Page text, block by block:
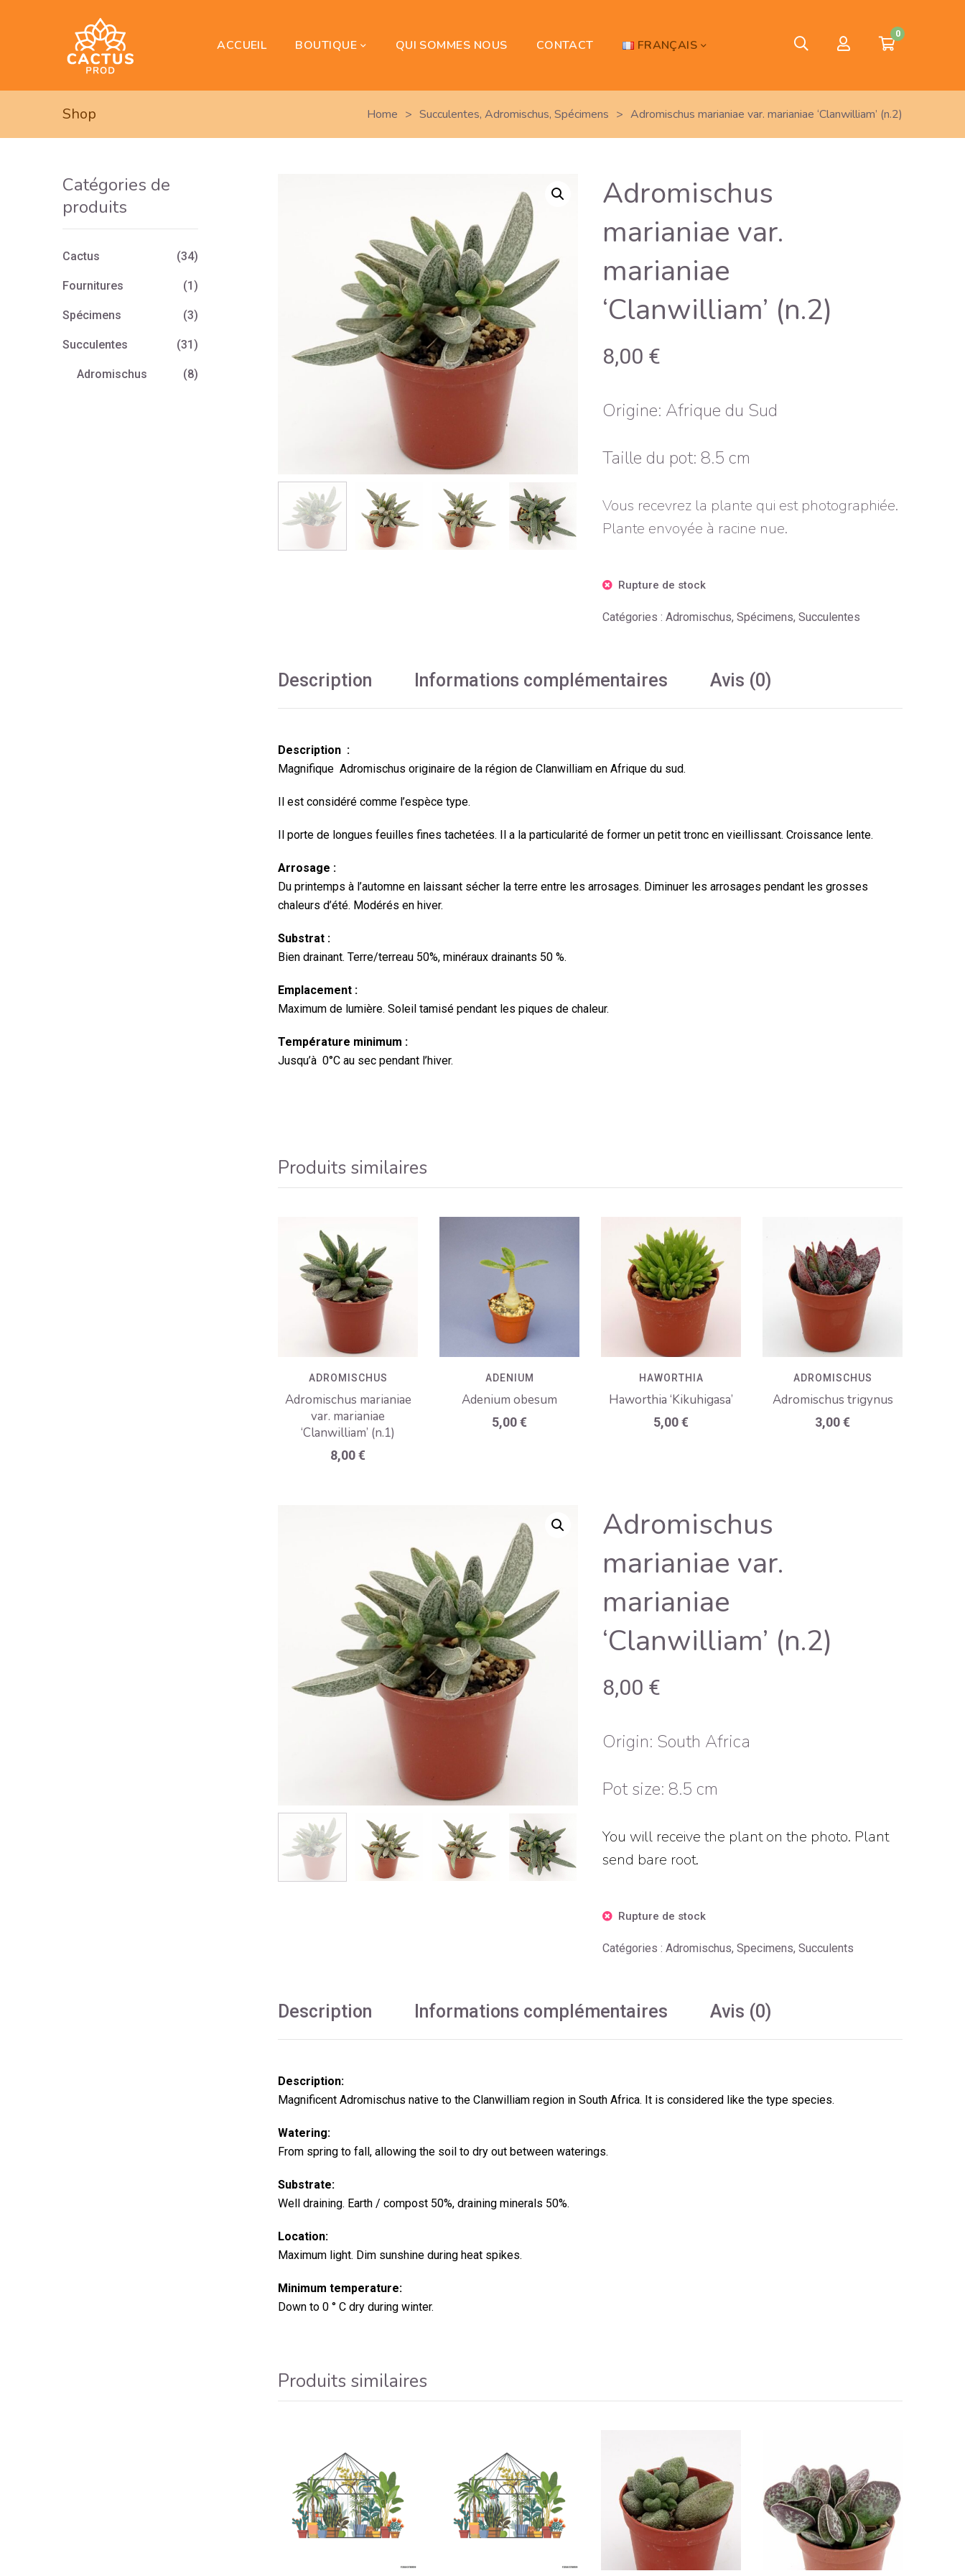
ACCUEIL BOUTIQUE QUI SOMMES NOUS CONTACT FRANÇAIS
0
Shop Home > Succulentes, Adromischus, Spécimens > Adromischus marianiae var. marianiae ‘Clanwilliam’ (n.2)
Adromischus
marianiae var.
marianiae
‘Clanwilliam’ (n.2)
8,00 €
Origine: Afrique du Sud
Taille du pot: 8.5 cm
Vous recevrez la plante qui est photographiée.
Plante envoyée à racine nue.
Rupture de stock
Catégories :Adromischus,Spécimens,Succulentes
Description Informations complémentaires Avis (0)
Description :
Magnifique Adromischus originaire de la région de Clanwilliam en Afrique du sud.
Il est considéré comme l’espèce type.
Il porte de longues feuilles fines tachetées. Il a la particularité de former un petit tronc en vieillissant. Croissance lente.
Arrosage :
Du printemps à l’automne en laissant sécher la terre entre les arrosages. Diminuer les arrosages pendant les grosses
chaleurs d’été. Modérés en hiver.
Substrat :
Bien drainant. Terre/terreau 50%, minéraux drainants 50 %.
Emplacement :
Maximum de lumière. Soleil tamisé pendant les piques de chaleur.
Température minimum :
Jusqu’à 0°C au sec pendant l’hiver.
Produits similaires
ADROMISCHUS
Adromischus marianiae
var. marianiae
‘Clanwilliam’ (n.1)
8,00€
ADENIUM
Adenium obesum
5,00€
HAWORTHIA
Haworthia ‘Kikuhigasa’
5,00€
ADROMISCHUS
Adromischus trigynus
3,00€
Adromischus
marianiae var.
marianiae
‘Clanwilliam’ (n.2)
8,00 €
Origin: South Africa
Pot size: 8.5 cm
You will receive the plant on the photo. Plant
send bare root.
Rupture de stock
Catégories :Adromischus,Specimens,Succulents
Description Informations complémentaires Avis (0)
Description:
Magnificent Adromischus native to the Clanwilliam region in South Africa. It is considered like the type species.
Watering:
From spring to fall, allowing the soil to dry out between waterings.
Substrate:
Well draining. Earth / compost 50%, draining minerals 50%.
Location:
Maximum light. Dim sunshine during heat spikes.
Minimum temperature:
Down to 0 ° C dry during winter.
Produits similaires
Catégories de
produits
Cactus (34)
Fournitures (1)
Spécimens (3)
Succulentes (31)
Adromischus (8)